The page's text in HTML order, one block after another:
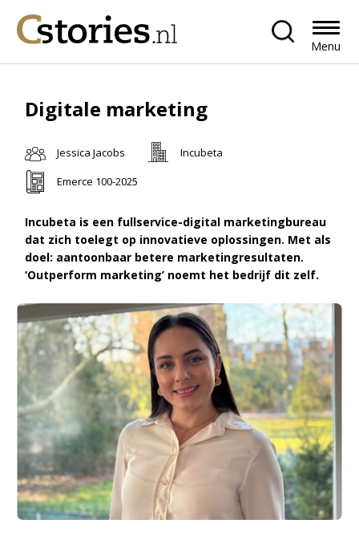
Menu
Digitale marketing
Jessica Jacobs
Incubeta
Emerce 100-2025
Incubeta is een fullservice-digital marketingbureau
dat zich toelegt op innovatieve oplossingen. Met als
doel: aantoonbaar betere marketingresultaten.
‘Outperform marketing’ noemt het bedrijf dit zelf.